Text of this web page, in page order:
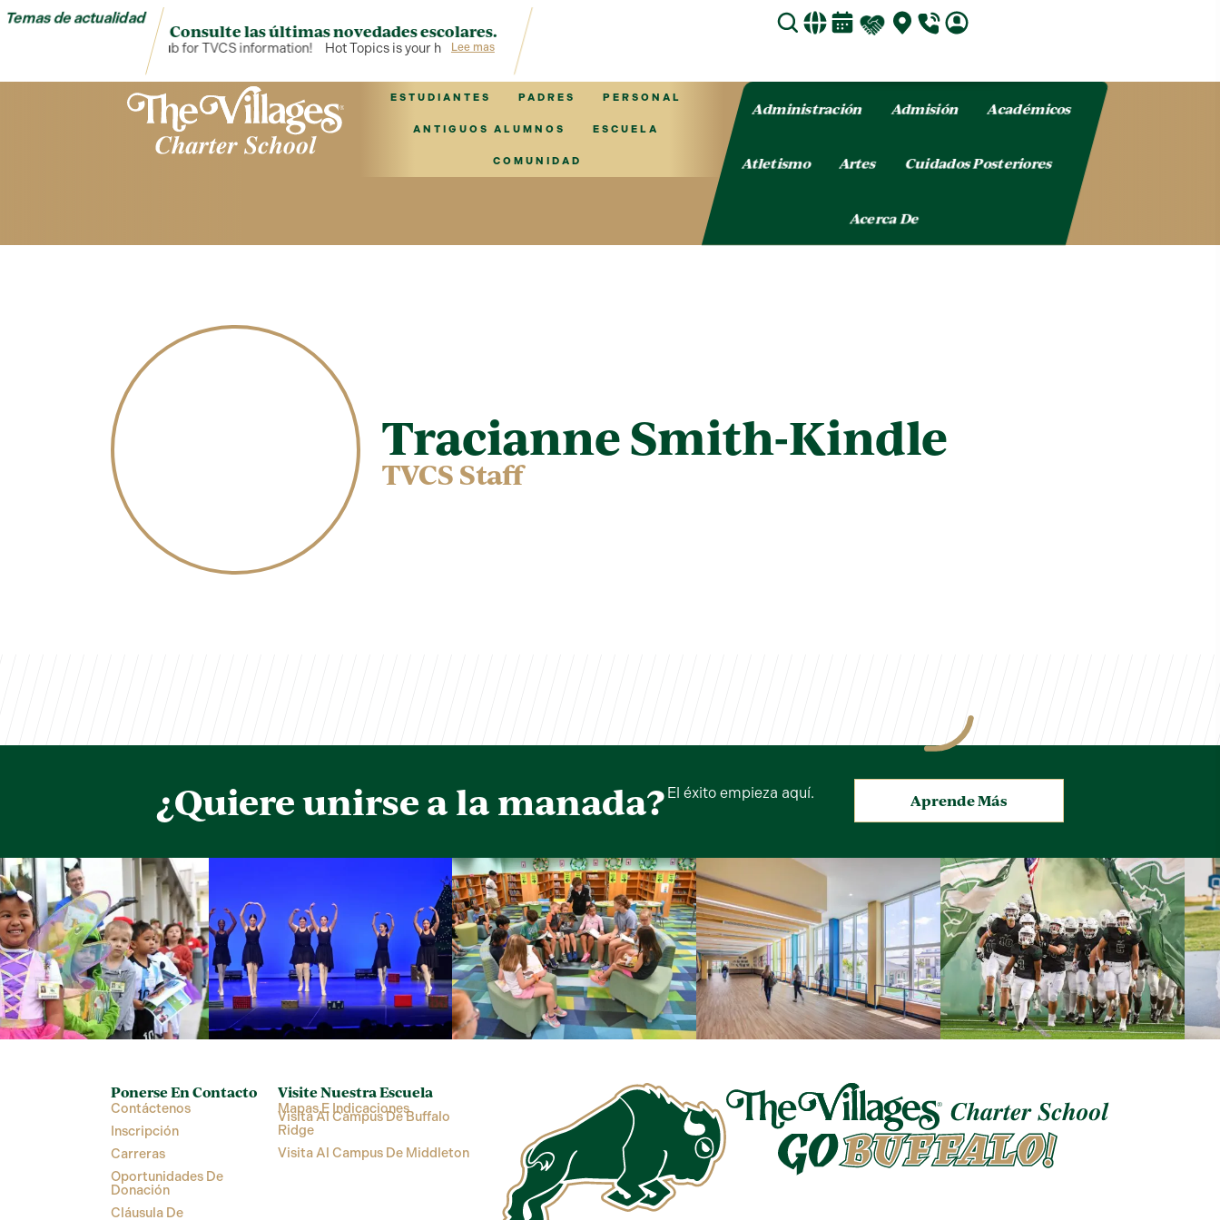
Temas de actualidad
Consulte las últimas novedades escolares.
Hot Topics is your hub for TVCS information! Hot Topics is your hub for TVCS information!
Lee mas
ESTUDIANTES PADRES PERSONAL
ANTIGUOS ALUMNOS ESCUELA
COMUNIDAD
Administración Admisión Académicos
Atletismo Artes Cuidados Posteriores
Acerca De
Tracianne Smith-Kindle
TVCS Staff
¿Quiere unirse a la manada? El éxito empieza aquí. Aprende Más
Ponerse En Contacto
Contáctenos
Inscripción
Carreras
Oportunidades De
Donación
Cláusula De
Visite Nuestra Escuela
Mapas E Indicaciones
Visita Al Campus De Buffalo
Ridge
Visita Al Campus De Middleton